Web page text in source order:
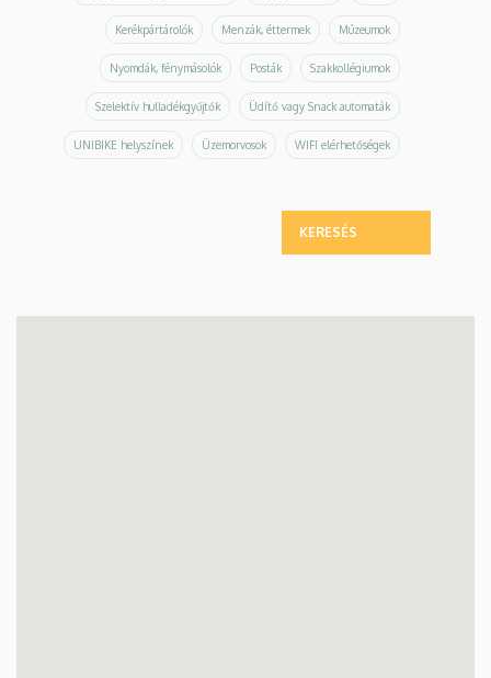
Kerékpártárolók Menzák, éttermek Múzeumok
Nyomdák, fénymásolók Posták Szakkollégiumok
Szelektív hulladékgyűjtők Üdítő vagy Snack automaták
UNIBIKE helyszínek Üzemorvosok WIFI elérhetőségek